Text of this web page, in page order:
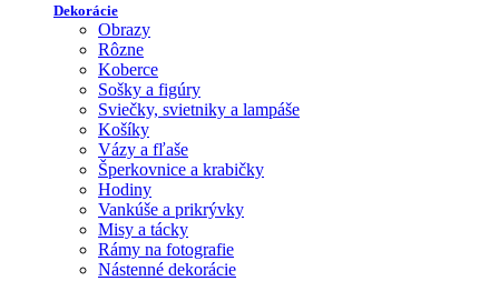
Dekorácie
Obrazy
Rôzne
Koberce
Sošky a figúry
Sviečky, svietniky a lampáše
Košíky
Vázy a fľaše
Šperkovnice a krabičky
Hodiny
Vankúše a prikrývky
Misy a tácky
Rámy na fotografie
Nástenné dekorácie